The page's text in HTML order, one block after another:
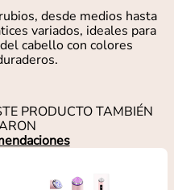
desde medios hasta
variados, ideales para
cabello con colores
PRODUCTO TAMBIÉN